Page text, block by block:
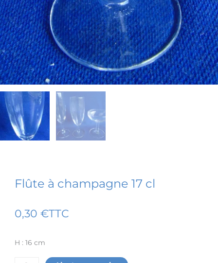
Flûte à champagne 17 cl
0,30 €TTC
H : 16 cm